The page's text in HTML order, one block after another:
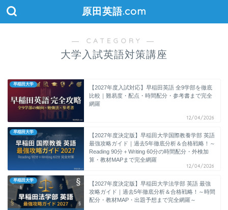
原田英語.com
― CATEGORY ―
大学入試英語対策講座
早稲田大学
【2027年度入試対応】早稲田英語 全9学部を徹底
比較｜難易度・配点・時間配分・参考書まで完全
網羅
12/04/2026
早稲田大学
【2027年度決定版】早稲田大学国際教養学部 英語
最強攻略ガイド｜過去5年徹底分析＆合格戦略！～
Reading 90分＋Writing 60分の時間配分・外検加
算・教材MAPまで完全網羅
12/04/2026
早稲田大学
【2027年度決定版】早稲田大学法学部 英語 最強
攻略ガイド｜過去5年徹底分析＆合格戦略！～時間
配分・教材MAP・出題予想まで完全網羅～